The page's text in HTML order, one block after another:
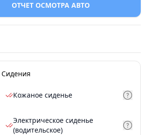
ОТЧЕТ ОСМОТРА АВТО
Сидения
Кожаное сиденье
Электрическое сиденье
(водительское)